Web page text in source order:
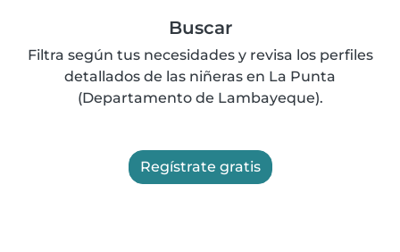
Buscar
Filtra según tus necesidades y revisa los perfiles
detallados de las niñeras en La Punta
(Departamento de Lambayeque).
Regístrate gratis